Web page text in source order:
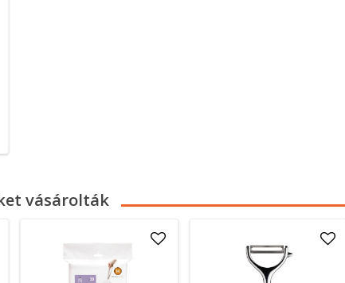
vásárolták